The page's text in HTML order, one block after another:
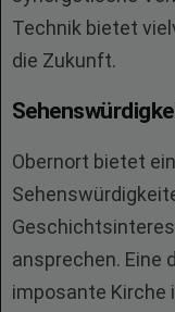
Technik bietet
die Zukunft.
Obernort bietet
ansprechen. Eine
imposante Kirche